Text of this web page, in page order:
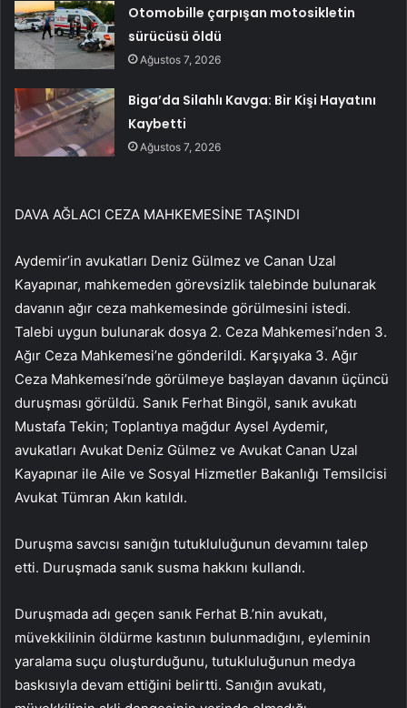
Otomobille çarpışan motosikletin
sürücüsü öldü
Ağustos 7, 2026
Biga’da Silahlı Kavga: Bir Kişi Hayatını
Kaybetti
Ağustos 7, 2026
DAVA AĞLACI CEZA MAHKEMESİNE TAŞINDI
Aydemir’in avukatları Deniz Gülmez ve Canan Uzal
Kayapınar, mahkemeden görevsizlik talebinde bulunarak
davanın ağır ceza mahkemesinde görülmesini istedi.
Talebi uygun bulunarak dosya 2. Ceza Mahkemesi’nden 3.
Ağır Ceza Mahkemesi’ne gönderildi. Karşıyaka 3. Ağır
Ceza Mahkemesi’nde görülmeye başlayan davanın üçüncü
duruşması görüldü. Sanık Ferhat Bingöl, sanık avukatı
Mustafa Tekin; Toplantıya mağdur Aysel Aydemir,
avukatları Avukat Deniz Gülmez ve Avukat Canan Uzal
Kayapınar ile Aile ve Sosyal Hizmetler Bakanlığı Temsilcisi
Avukat Tümran Akın katıldı.
Duruşma savcısı sanığın tutukluluğunun devamını talep
etti. Duruşmada sanık susma hakkını kullandı.
Duruşmada adı geçen sanık Ferhat B.’nin avukatı,
müvekkilinin öldürme kastının bulunmadığını, eyleminin
yaralama suçu oluşturduğunu, tutukluluğunun medya
baskısıyla devam ettiğini belirtti. Sanığın avukatı,